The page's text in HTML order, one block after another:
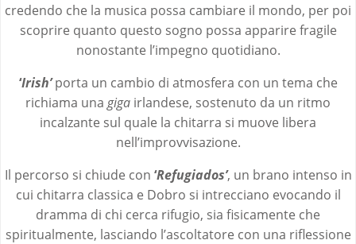
credendo che la musica possa cambiare il mondo, per poi
scoprire quanto questo sogno possa apparire fragile
nonostante l’impegno quotidiano.
‘Irish’ porta un cambio di atmosfera con un tema che
richiama una giga irlandese, sostenuto da un ritmo
incalzante sul quale la chitarra si muove libera
nell’improvvisazione.
Il percorso si chiude con ‘Refugiados’, un brano intenso in
cui chitarra classica e Dobro si intrecciano evocando il
dramma di chi cerca rifugio, sia fisicamente che
spiritualmente, lasciando l’ascoltatore con una riflessione